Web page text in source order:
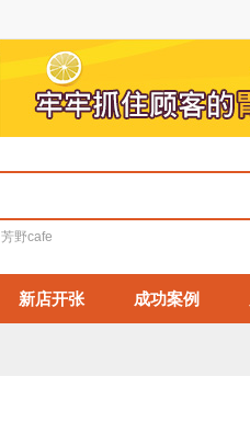
芳野cafe
新店开张 成功案例